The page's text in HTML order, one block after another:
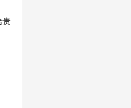
贵